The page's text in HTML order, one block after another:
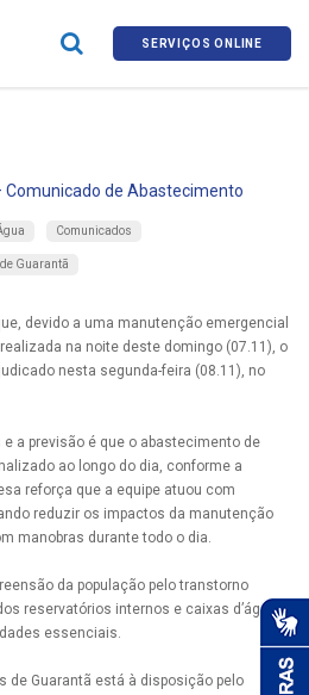
SERVIÇOS ONLINE
Comunicado de Abastecimento
Comunicados
Guarantã
devido a uma manutenção emergencial
na noite deste domingo (07.11), o
nesta segunda-feira (08.11), no
a previsão é que o abastecimento de
ao longo do dia, conforme a
reforça que a equipe atuou com
reduzir os impactos da manutenção
manobras durante todo o dia.
da população pelo transtorno
reservatórios internos e caixas d’água
essenciais.
de Guarantã está à disposição pelo